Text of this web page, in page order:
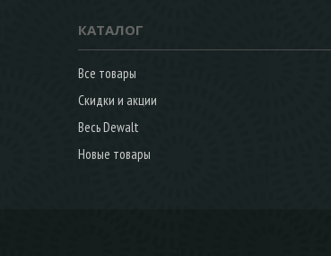
КАТАЛОГ
Все товары
Скидки и акции
Весь Dewalt
Новые товары